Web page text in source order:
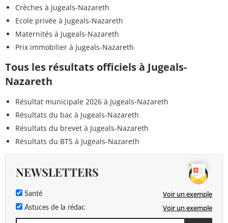
Crèches à Jugeals-Nazareth
Ecole privée à Jugeals-Nazareth
Maternités à Jugeals-Nazareth
Prix immobilier à Jugeals-Nazareth
Tous les résultats officiels à Jugeals-
Nazareth
Résultat municipale 2026 à Jugeals-Nazareth
Résultats du bac à Jugeals-Nazareth
Résultats du brevet à Jugeals-Nazareth
Résultats du BTS à Jugeals-Nazareth
NEWSLETTERS
Santé Voir un exemple
Astuces de la rédac Voir un exemple